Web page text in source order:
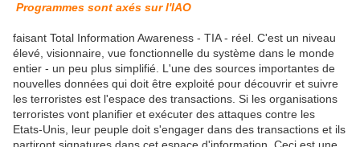
Programmes sont axés sur l'IAO
faisant Total Information Awareness - TIA - réel. C'est un niveau
élevé, visionnaire, vue fonctionnelle du système dans le monde
entier - un peu plus simplifié. L'une des sources importantes de
nouvelles données qui doit être exploité pour découvrir et suivre
les terroristes est l'espace des transactions. Si les organisations
terroristes vont planifier et exécuter des attaques contre les
Etats-Unis, leur peuple doit s'engager dans des transactions et ils